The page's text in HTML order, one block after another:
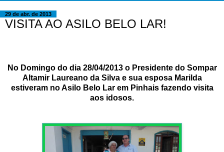
29 de abr. de 2013
VISITA AO ASILO BELO LAR!
No Domingo do dia 28/04/2013 o Presidente do Sompar
Altamir Laureano da Silva e sua esposa Marilda
estiveram no Asilo Belo Lar em Pinhais fazendo visita
aos idosos.